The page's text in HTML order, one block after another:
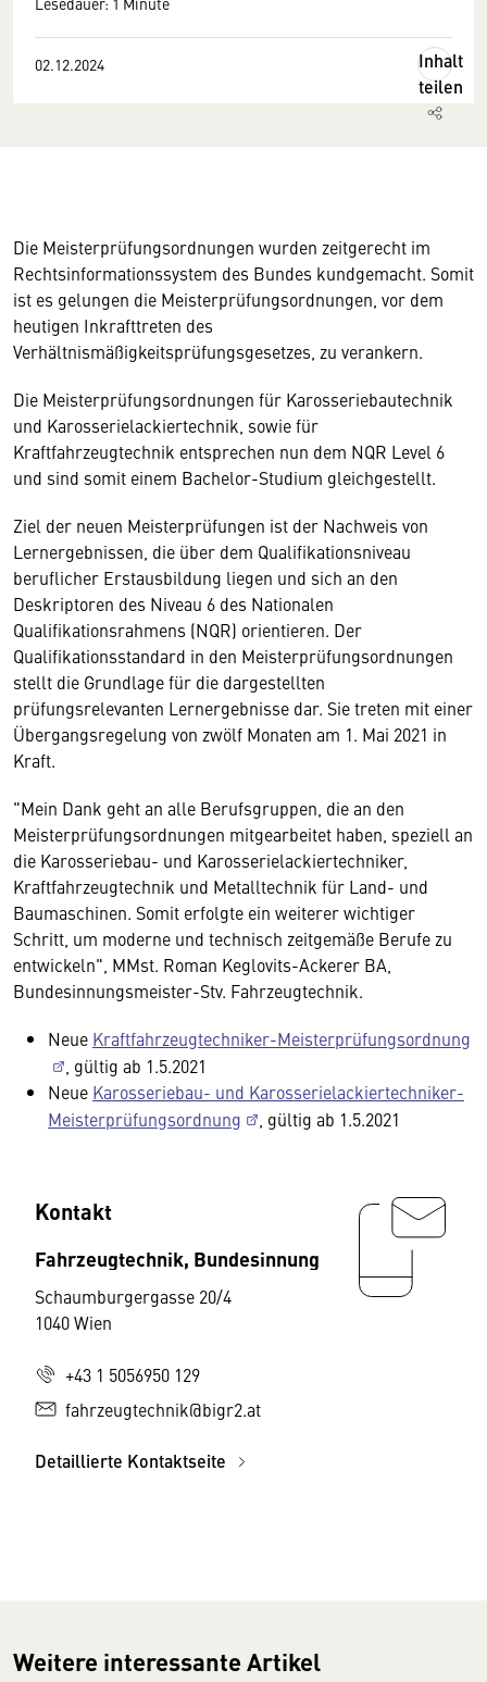
02.12.2024
Inhalt
teilen
Die Meisterprüfungsordnungen wurden zeitgerecht im
Rechtsinformationssystem des Bundes kundgemacht. Somit
ist es gelungen die Meisterprüfungsordnungen, vor dem
heutigen Inkrafttreten des
Verhältnismäßigkeitsprüfungsgesetzes, zu verankern.
Die Meisterprüfungsordnungen für Karosseriebautechnik
und Karosserielackiertechnik, sowie für
Kraftfahrzeugtechnik entsprechen nun dem NQR Level 6
und sind somit einem Bachelor-Studium gleichgestellt.
Ziel der neuen Meisterprüfungen ist der Nachweis von
Lernergebnissen, die über dem Qualifikationsniveau
beruflicher Erstausbildung liegen und sich an den
Deskriptoren des Niveau 6 des Nationalen
Qualifikationsrahmens (NQR) orientieren. Der
Qualifikationsstandard in den Meisterprüfungsordnungen
stellt die Grundlage für die dargestellten
prüfungsrelevanten Lernergebnisse dar. Sie treten mit einer
Übergangsregelung von zwölf Monaten am 1. Mai 2021 in
Kraft.
"Mein Dank geht an alle Berufsgruppen, die an den
Meisterprüfungsordnungen mitgearbeitet haben, speziell an
die Karosseriebau- und Karosserielackiertechniker,
Kraftfahrzeugtechnik und Metalltechnik für Land- und
Baumaschinen. Somit erfolgte ein weiterer wichtiger
Schritt, um moderne und technisch zeitgemäße Berufe zu
entwickeln", MMst. Roman Keglovits-Ackerer BA,
Bundesinnungsmeister-Stv. Fahrzeugtechnik.
Neue Kraftfahrzeugtechniker-Meisterprüfungsordnung
, gültig ab 1.5.2021
Neue Karosseriebau- und Karosserielackiertechniker-
Meisterprüfungsordnung
, gültig ab 1.5.2021
Kontakt
Fahrzeugtechnik, Bundesinnung
Schaumburgergasse 20/4
1040 Wien
+43 1 5056950 129
fahrzeugtechnik@bigr2.at
Detaillierte Kontaktseite
Weitere interessante Artikel